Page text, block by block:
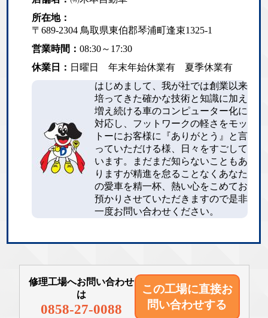
所在地：
〒689-2304 鳥取県東伯郡琴浦町逢束1325-1
営業時間：08:30～17:30
休業日： 日曜日 年末年始休業有 夏季休業有
はじめまして、我が社では創業以来
培ってきた確かな技術と知識に加え
増え続ける車のコンピューター化に
対応し、フットワークの軽さをモッ
トーにお客様に『ありがとう』と言
っていただける様、日々をすごして
います。まだまだ知らないこともあ
りますが精進を怠ることなくあなた
の愛車を精一杯、熱い心をこめてお
預かりさせていただきますので是非
一度お問い合わせください。
修理工場へお問い合わせ
は
0858-27-0088
この工場に直接お
問い合わせする